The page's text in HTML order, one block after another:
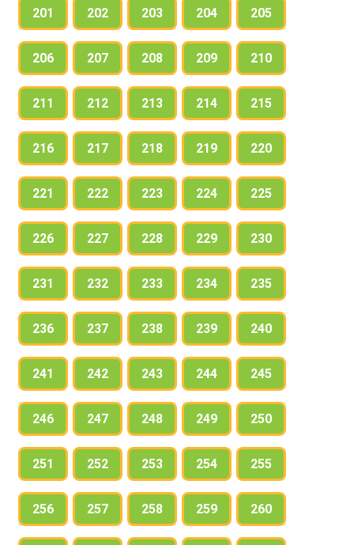
201 202 203 204 205
206 207 208 209 210
211 212 213 214 215
216 217 218 219 220
221 222 223 224 225
226 227 228 229 230
231 232 233 234 235
236 237 238 239 240
241 242 243 244 245
246 247 248 249 250
251 252 253 254 255
256 257 258 259 260